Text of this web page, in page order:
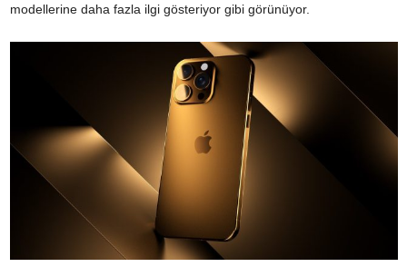
modellerine daha fazla ilgi gösteriyor gibi görünüyor.